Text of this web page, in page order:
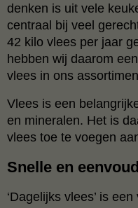
denken is uit vele
centraal bij veel
42 kilo vlees per jaar
hebben wij daarom
vlees in ons
Vlees is een
en mineralen. Het is
vlees toe te voegen
Snelle en
‘Dagelijks vlees’ is